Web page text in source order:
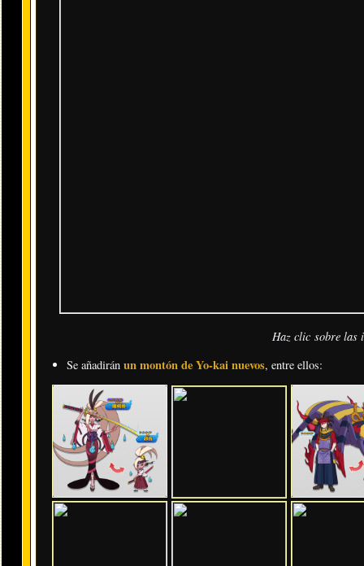
Haz clic sobre las
Se añadirán un montón de Yo-kai nuevos, entre ellos: